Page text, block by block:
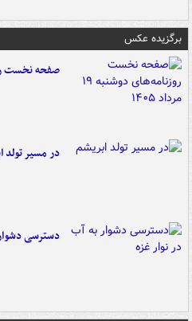
برگزیده عکس
صفحه نخست
در مسیر تولد
دسترسی